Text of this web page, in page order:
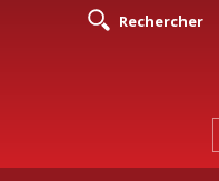
Rechercher